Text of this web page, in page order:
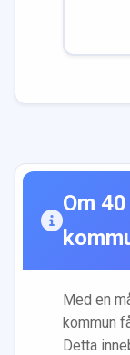
Om
Med en
kommun
Detta